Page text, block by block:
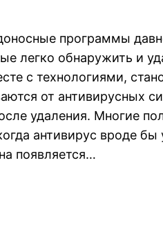
программы
легко обнаружить и
с технологиями,
от антивирусных
удаления. Многие
антивирус вроде бы
появляется…